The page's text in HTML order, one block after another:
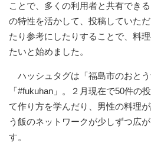
ことで、多くの利用者と共有でき
の特性を活かして、投稿していた
たり参考にしたりすることで、料
たいと始めました。
ハッシュタグは「福島市のおと
「#fukuhan」。２月現在で50件の
て作り方を学んだり、男性の料理
う飯のネットワークが少しずつ広
す。